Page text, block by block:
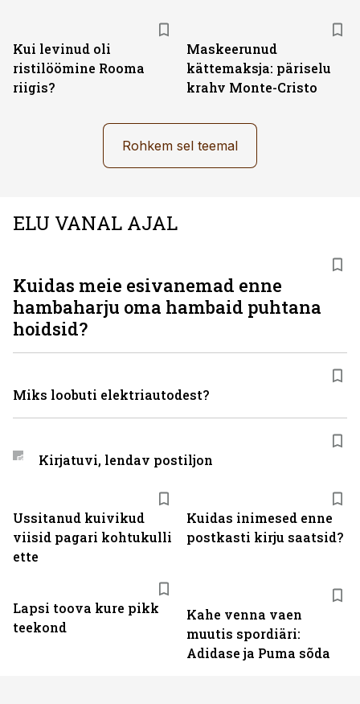
Kui levinud oli
ristilöömine Rooma
riigis?
Maskeerunud
kättemaksja: päriselu
krahv Monte-Cristo
Rohkem sel teemal
ELU VANAL AJAL
Ussitanud kuivikud
viisid pagari kohtukulli
ette
Kuidas inimesed enne
postkasti kirju saatsid?
Lapsi toova kure pikk
teekond
Kahe venna vaen
muutis spordiäri:
Adidase ja Puma sõda
Kuidas meie esivanemad enne
hambaharju oma hambaid puhtana
hoidsid?
Miks loobuti elektriautodest?
Kirjatuvi, lendav postiljon